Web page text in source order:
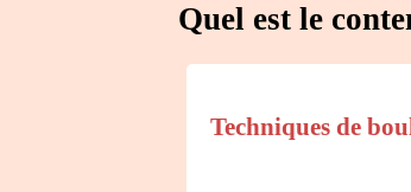
Quel est le
Techniques de